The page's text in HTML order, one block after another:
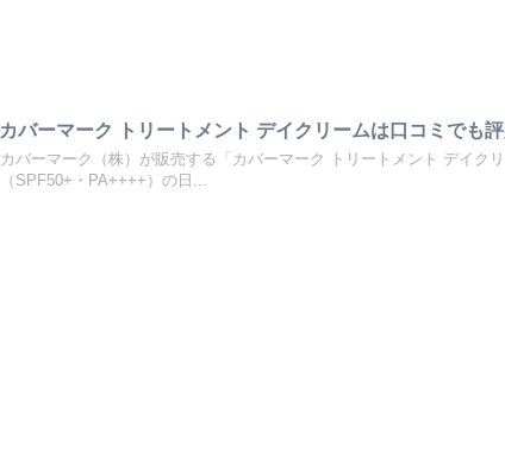
カバーマーク トリートメント デイクリームは口コミでも
カバーマーク（株）が販売する「カバーマーク トリートメント デイク
（SPF50+・PA++++）の日...